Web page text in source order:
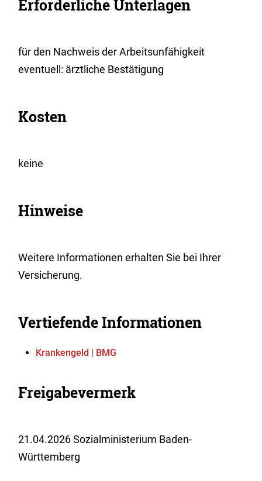
Erforderliche Unterlagen
für den Nachweis der Arbeitsunfähigkeit
eventuell: ärztliche Bestätigung
Kosten
keine
Hinweise
Weitere Informationen erhalten Sie bei Ihrer
Versicherung.
Vertiefende Informationen
Krankengeld | BMG
Freigabevermerk
21.04.2026 Sozialministerium Baden-
Württemberg